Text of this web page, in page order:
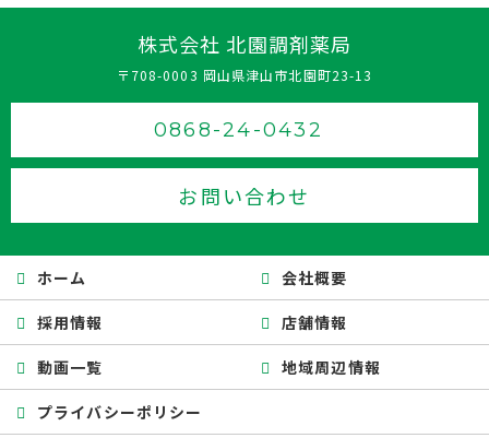
株式会社 北園調剤薬局
〒708-0003 岡山県津山市北園町23-13
0868-24-0432
お問い合わせ
ホーム 会社概要
採用情報 店舗情報
動画一覧 地域周辺情報
プライバシーポリシー